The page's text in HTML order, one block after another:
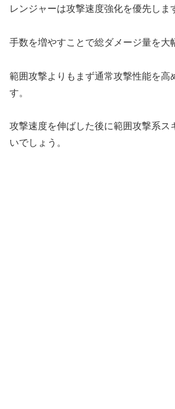
レンジャーは攻撃速度強化を優先しま
手数を増やすことで総ダメージ量を大
範囲攻撃よりもまず通常攻撃性能を高
す。
攻撃速度を伸ばした後に範囲攻撃系ス
いでしょう。